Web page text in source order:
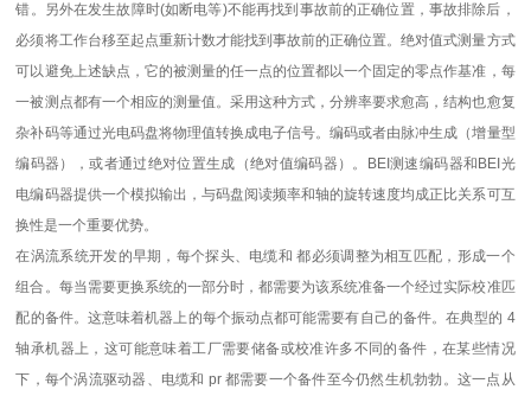
错。另外在发生故障时(如断电等)不能再找到事故前的正确位置，事故排除后，
必须将工作台移至起点重新计数才能找到事故前的正确位置。绝对值式测量方式
可以避免上述缺点，它的被测量的任一点的位置都以一个固定的零点作基准，每
一被测点都有一个相应的测量值。采用这种方式，分辨率要求愈高，结构也愈复
杂补码等通过光电码盘将物理值转换成电子信号。编码或者由脉冲生成（增量型
编码器），或者通过绝对位置生成（绝对值编码器）。BEI测速编码器和BEI光
电编码器提供一个模拟输出，与码盘阅读频率和轴的旋转速度均成正比关系可互
换性是一个重要优势。
在涡流系统开发的早期，每个探头、电缆和 都必须调整为相互匹配，形成一个
组合。每当需要更换系统的一部分时，都需要为该系统准备一个经过实际校准匹
配的备件。这意味着机器上的每个振动点都可能需要有自己的备件。在典型的 4
轴承机器上，这可能意味着工厂需要储备或校准许多不同的备件，在某些情况
下，每个涡流驱动器、电缆和 pr 都需要一个备件至今仍然生机勃勃。这一点从